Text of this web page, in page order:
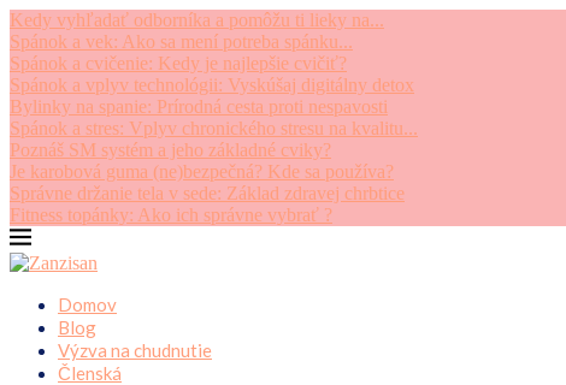
Kedy vyhľadať odborníka a pomôžu ti lieky na...
Spánok a vek: Ako sa mení potreba spánku...
Spánok a cvičenie: Kedy je najlepšie cvičiť?
Spánok a vplyv technológii: Vyskúšaj digitálny detox
Bylinky na spanie: Prírodná cesta proti nespavosti
Spánok a stres: Vplyv chronického stresu na kvalitu...
Poznáš SM systém a jeho základné cviky?
Je karobová guma (ne)bezpečná? Kde sa používa?
Správne držanie tela v sede: Základ zdravej chrbtice
Fitness topánky: Ako ich správne vybrať ?
Domov
Blog
Výzva na chudnutie
Členská